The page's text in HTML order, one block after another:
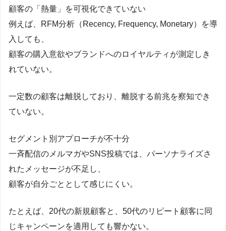
顧客の「熱量」を可視化できていない
例えば、RFM分析（Recency, Frequency, Monetary）を導
入しても、
顧客の購入意欲やブランドへのロイヤルティが測定しき
れていない。
一定数の顧客は離脱しており、離脱する前兆を察知でき
ていない。
セグメント別アプローチが不十分
一斉配信のメルマガやSNS投稿では、パーソナライズさ
れたメッセージが不足し、
顧客が自分ごととして感じにくい。
たとえば、20代の新規顧客と、50代のリピート顧客に同
じキャンペーンを適用しても響かない。